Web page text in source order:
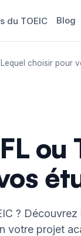
du TOEIC Blog
Lequel choisir pour
?
votre projet